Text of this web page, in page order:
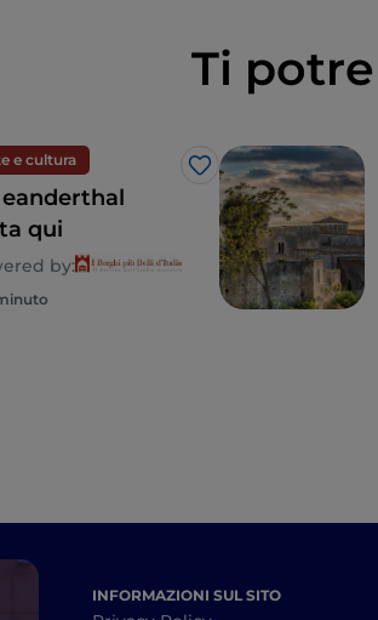
Ti
e cultura
Like
qui
by:
INFORMAZIONI SUL SITO